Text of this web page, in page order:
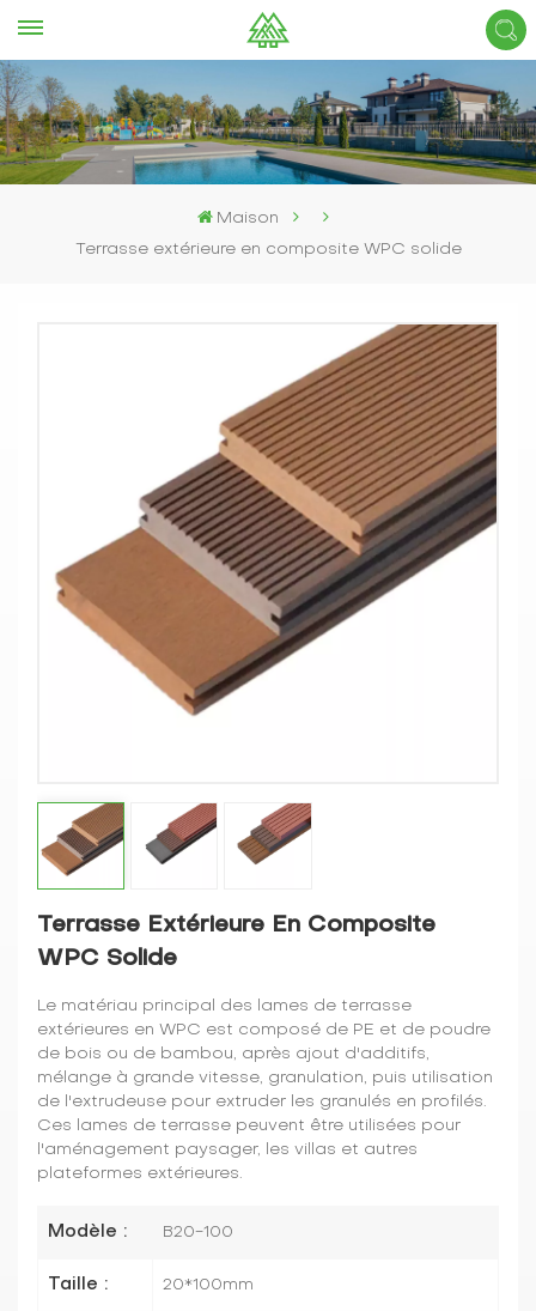
Maison
Terrasse extérieure en composite WPC solide
Terrasse Extérieure En Composite
WPC Solide
Le matériau principal des lames de terrasse
extérieures en WPC est composé de PE et de poudre
de bois ou de bambou, après ajout d'additifs,
mélange à grande vitesse, granulation, puis utilisation
de l'extrudeuse pour extruder les granulés en profilés.
Ces lames de terrasse peuvent être utilisées pour
l'aménagement paysager, les villas et autres
plateformes extérieures.
Modèle : B20-100
Taille : 20*100mm